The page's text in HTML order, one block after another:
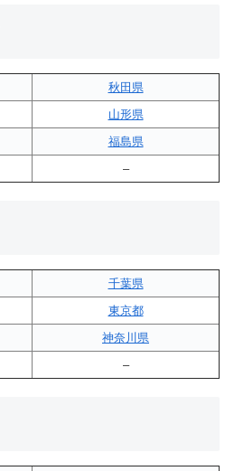
秋田県
山形県
福島県
–
千葉県
東京都
神奈川県
–